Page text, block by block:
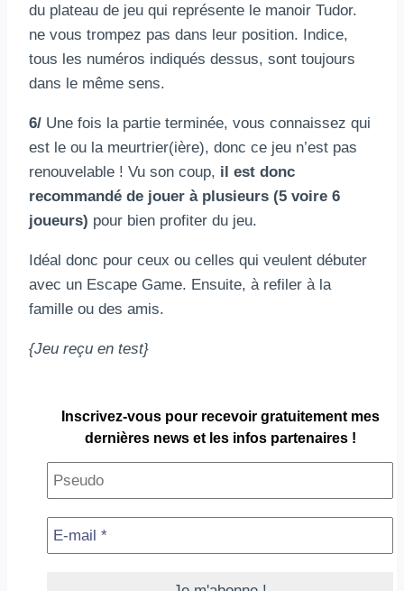
du plateau de jeu qui représente le manoir Tudor.
ne vous trompez pas dans leur position. Indice,
tous les numéros indiqués dessus, sont toujours
dans le même sens.
6/ Une fois la partie terminée, vous connaissez qui
est le ou la meurtrier(ière), donc ce jeu n’est pas
renouvelable ! Vu son coup, il est donc
recommandé de jouer à plusieurs (5 voire 6
joueurs) pour bien profiter du jeu.
Idéal donc pour ceux ou celles qui veulent débuter
avec un Escape Game. Ensuite, à refiler à la
famille ou des amis.
{Jeu reçu en test}
Inscrivez-vous pour recevoir gratuitement mes
dernières news et les infos partenaires !